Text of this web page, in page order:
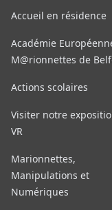
Accueil en résidence
Académie
M@rionnettes de
Actions scolaires
Visiter notre
VR
Marionnettes,
Manipulations et
Numériques